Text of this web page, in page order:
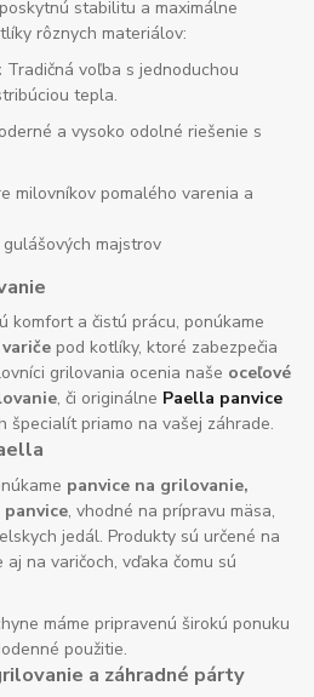
stabilitu a maximálne
rôznych materiálov:
Tradičná voľba s jednoduchou
tepla.
a vysoko odolné riešenie s
milovníkov pomalého varenia a
gulášových majstrov
komfort a čistú prácu, ponúkame
pod kotlíky, ktoré zabezpečia
grilovania ocenia naše oceľové
, či originálne Paella panvice
špecialít priamo na vašej záhrade.
panvice na grilovanie,
, vhodné na prípravu mäsa,
jedál. Produkty sú určené na
na varičoch, vďaka čomu sú
máme pripravenú širokú ponuku
použitie.
a záhradné párty